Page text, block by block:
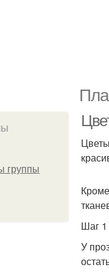
группы
Шаг 1
У